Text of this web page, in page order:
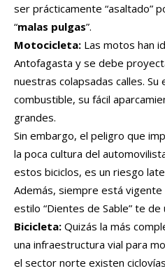
ser prácticamente “asaltado”
“malas pulgas”.
Motocicleta: Las motos han
Antofagasta y se debe
nuestras colapsadas calles. Su
combustible, su fácil
grandes.
Sin embargo, el peligro que
la poca cultura del
estos biciclos, es un riesgo
Además, siempre está
estilo “Dientes de Sable” te de
Bicicleta: Quizás la más
una infraestructura vial para
el sector norte existen